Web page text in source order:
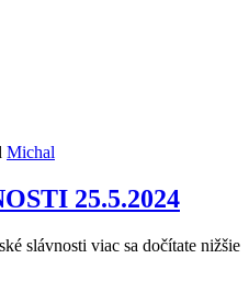
Michal
25.5.2024
slávnosti viac sa dočítate nižšie